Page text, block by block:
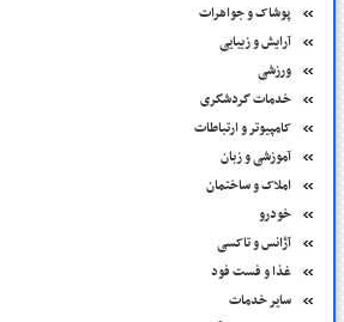
پوشاک و جواهرات
آرایش و زیبایی
ورزشی
خدمات گردشگری
کامپیوتر و ارتباطات
آموزشی و زبان
املاک و ساختمان
خودرو
آژانس و تاکسی
غذا و فست فود
سایر خدمات